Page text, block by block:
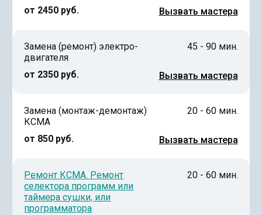
от 2450 руб.
Вызвать мастера
Замена (ремонт) электро-
двигателя
от 2350 руб.
45 - 90 мин.
Вызвать мастера
Замена (монтаж-демонтаж)
КСМА
от 850 руб.
20 - 60 мин.
Вызвать мастера
Ремонт КСМА. Ремонт
селектора программ или
таймера сушки, или
программатора
20 - 60 мин.